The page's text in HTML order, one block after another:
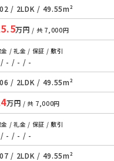
/ 2LDK / 49.55m²
万円 / 共 7,000円
金 / 礼金 / 保証 / 敷引
- / - / -
/ 2LDK / 49.55m²
万円 / 共 7,000円
金 / 礼金 / 保証 / 敷引
- / - / -
/ 2LDK / 49.55m²